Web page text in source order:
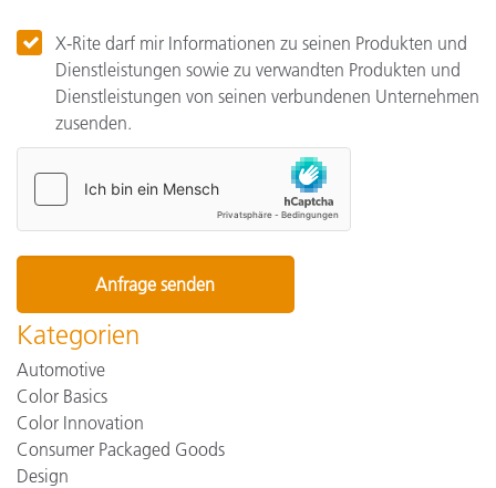
X-Rite darf mir Informationen zu seinen Produkten und
Dienstleistungen sowie zu verwandten Produkten und
Dienstleistungen von seinen verbundenen Unternehmen
zusenden.
Kategorien
Automotive
Color Basics
Color Innovation
Consumer Packaged Goods
Design